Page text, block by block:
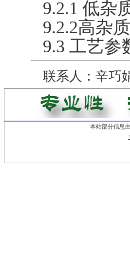
9.2.1 低杂
9.2.2高杂
9.3 工艺参
联系人：辛巧
本站部分信息